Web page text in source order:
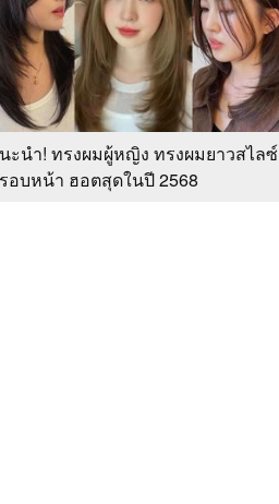
ะนำ! ทรงผมผู้หญิง ทรงผมยาวสไลซ์
อบหน้า ฮอตสุดในปี 2568